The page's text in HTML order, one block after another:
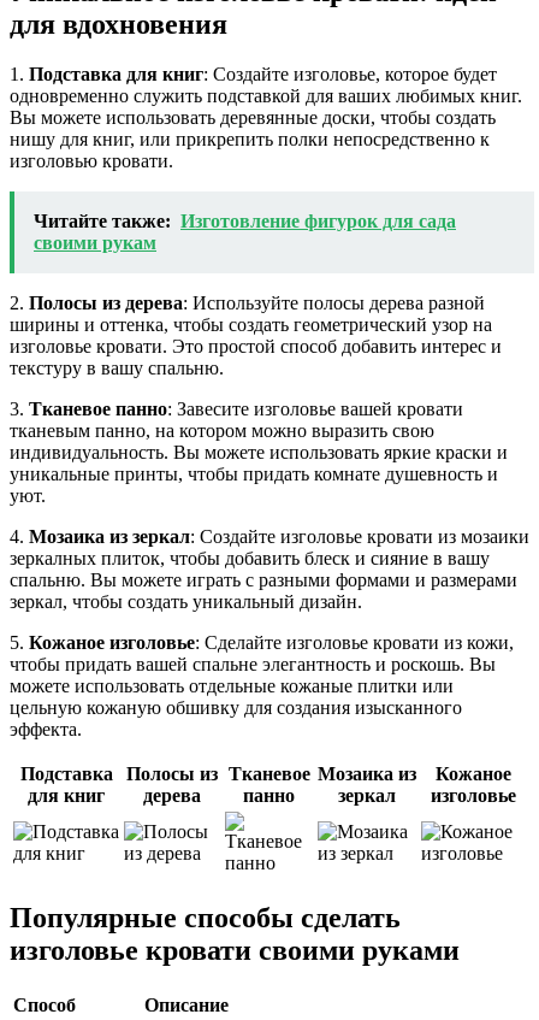
для вдохновения
1. Подставка для книг: Создайте изголовье, которое будет
одновременно служить подставкой для ваших любимых книг.
Вы можете использовать деревянные доски, чтобы создать
нишу для книг, или прикрепить полки непосредственно к
изголовью кровати.
Читайте также: Изготовление фигурок для сада
своими рукам
2. Полосы из дерева: Используйте полосы дерева разной
ширины и оттенка, чтобы создать геометрический узор на
изголовье кровати. Это простой способ добавить интерес и
текстуру в вашу спальню.
3. Тканевое панно: Завесите изголовье вашей кровати
тканевым панно, на котором можно выразить свою
индивидуальность. Вы можете использовать яркие краски и
уникальные принты, чтобы придать комнате душевность и
уют.
4. Мозаика из зеркал: Создайте изголовье кровати из мозаики
зеркалных плиток, чтобы добавить блеск и сияние в вашу
спальню. Вы можете играть с разными формами и размерами
зеркал, чтобы создать уникальный дизайн.
5. Кожаное изголовье: Сделайте изголовье кровати из кожи,
чтобы придать вашей спальне элегантность и роскошь. Вы
можете использовать отдельные кожаные плитки или
цельную кожаную обшивку для создания изысканного
эффекта.
Подставка
для книг
Полосы из
дерева
Тканевое
панно
Мозаика из
зеркал
Кожаное
изголовье
Популярные способы сделать
изголовье кровати своими руками
Способ
Описание